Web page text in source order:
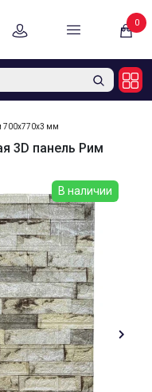
0
700x770x3 мм
3D панель Рим
В наличии